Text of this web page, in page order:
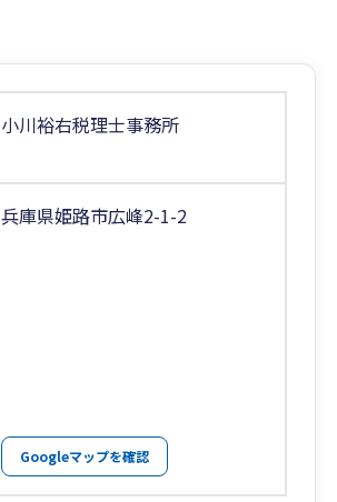
小川裕右税理士事務所
兵庫県姫路市広峰2-1-2
Googleマップを確認